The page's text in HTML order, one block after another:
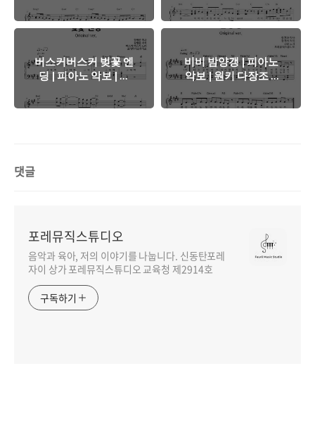
Major 바장조 | 쉬운
버전 다장조 악보
2단 악보 단계별 악보
| 원키 바장조 F Major
| 쉬운 악보 다장조 |
멜로디 코드 1단 악보
버스커버스커 벚꽃 엔
딩 | 피아노 악보 | 원
운 악보 | 포핸즈 4
비비 밤양갱 | 피아노
악보 | 원키 다장조 2
단악보 | 4 hands 포핸
즈 듀엣 듀오 악보 | 쉬
댓글
포레뮤직스튜디오
음악과 육아, 저의 이야기를 나눕니다. 신동탄포레
자이 상가 포레뮤직스튜디오 교육청 제2914호
구독하기